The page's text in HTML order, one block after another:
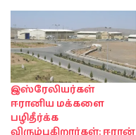
இஸ்ரேலியர்கள்
ஈரானிய மக்களை
பழிதீர்க்க